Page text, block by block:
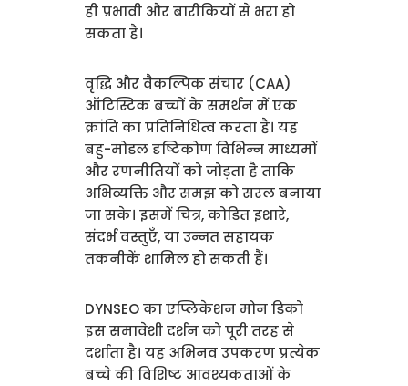
ही प्रभावी और बारीकियों से भरा हो
सकता है।
वृद्धि और वैकल्पिक संचार (CAA)
ऑटिस्टिक बच्चों के समर्थन में एक
क्रांति का प्रतिनिधित्व करता है। यह
बहु-मोडल दृष्टिकोण विभिन्न माध्यमों
और रणनीतियों को जोड़ता है ताकि
अभिव्यक्ति और समझ को सरल बनाया
जा सके। इसमें चित्र, कोडित इशारे,
संदर्भ वस्तुएँ, या उन्नत सहायक
तकनीकें शामिल हो सकती हैं।
DYNSEO का एप्लिकेशन मोन डिको
इस समावेशी दर्शन को पूरी तरह से
दर्शाता है। यह अभिनव उपकरण प्रत्येक
बच्चे की विशिष्ट आवश्यकताओं के